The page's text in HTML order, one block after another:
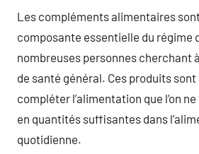
Les compléments alimentaires
composante essentielle du régime
nombreuses personnes cherchant
de santé général. Ces produits
compléter l’alimentation que l’on
en quantités suffisantes dans
quotidienne.